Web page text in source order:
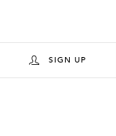
SIGN UP